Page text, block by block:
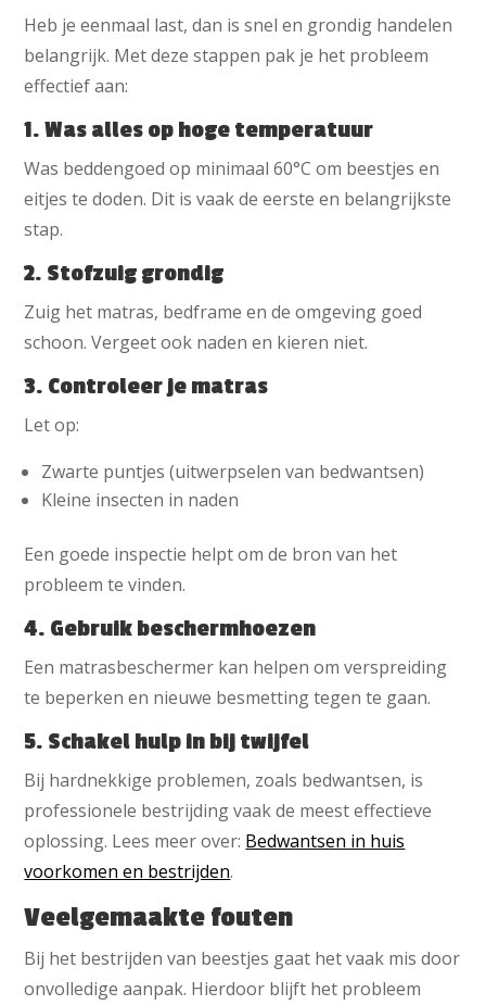
Heb je eenmaal last, dan is snel en grondig handelen
belangrijk. Met deze stappen pak je het probleem
effectief aan:
1. Was alles op hoge temperatuur
Was beddengoed op minimaal 60°C om beestjes en
eitjes te doden. Dit is vaak de eerste en belangrijkste
stap.
2. Stofzuig grondig
Zuig het matras, bedframe en de omgeving goed
schoon. Vergeet ook naden en kieren niet.
3. Controleer je matras
Let op:
Zwarte puntjes (uitwerpselen van bedwantsen)
Kleine insecten in naden
Een goede inspectie helpt om de bron van het
probleem te vinden.
4. Gebruik beschermhoezen
Een matrasbeschermer kan helpen om verspreiding
te beperken en nieuwe besmetting tegen te gaan.
5. Schakel hulp in bij twijfel
Bij hardnekkige problemen, zoals bedwantsen, is
professionele bestrijding vaak de meest effectieve
oplossing. Lees meer over: Bedwantsen in huis
voorkomen en bestrijden.
Veelgemaakte fouten
Bij het bestrijden van beestjes gaat het vaak mis door
onvolledige aanpak. Hierdoor blijft het probleem